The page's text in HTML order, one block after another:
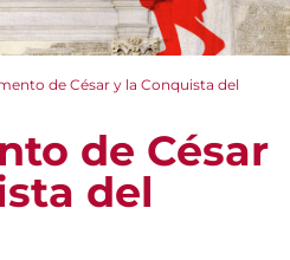
de César y la Conquista del
de César
del